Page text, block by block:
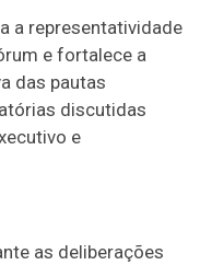
a representatividade
e fortalece a
das pautas
discutidas
e
as deliberações